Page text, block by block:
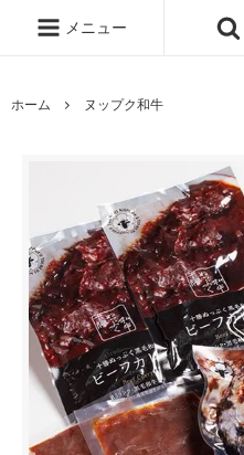
メニュー
ホーム ヌップク和牛